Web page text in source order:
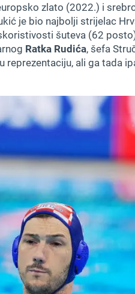
zlato (2022.) i
je bio najbolji strijelac
šuteva (62
Ratka Rudića, šefa
ali ga tada